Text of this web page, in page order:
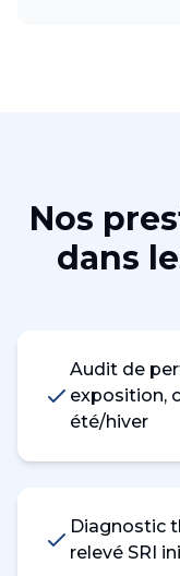
Nos
dans
Audit de
exposition,
été/hiver
Diagnostic
relevé SRI